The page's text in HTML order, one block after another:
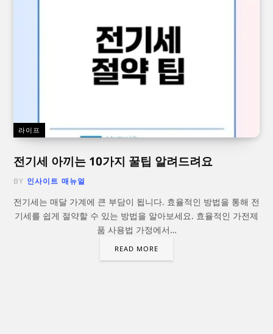
라이프
전기세 아끼는 10가지 꿀팁 알려드려요
BY 인사이트 매뉴얼
전기세는 매달 가계에 큰 부담이 됩니다. 효율적인 방법을 통해 전
기세를 쉽게 절약할 수 있는 방법을 알아보세요. 효율적인 가전제
품 사용법 가정에서…
READ MORE